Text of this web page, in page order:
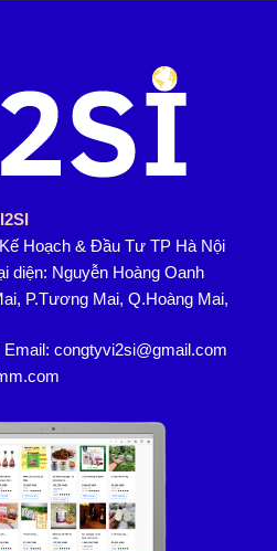
Hoạch & Đầu Tư TP Hà Nội
diện: Nguyễn Hoàng Oanh
P.Tương Mai, Q.Hoàng Mai,
Email: congtyvi2si@gmail.com